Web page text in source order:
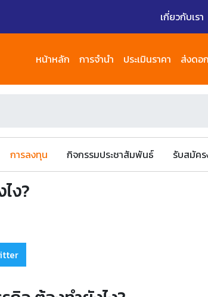
เกี่ยวกับเรา
หน้าหลัก การจำนำ ประเมินราคา ส่งดอ
การลงทุน กิจกรรมประชาสัมพันธ์ รับสมัคร
ง?